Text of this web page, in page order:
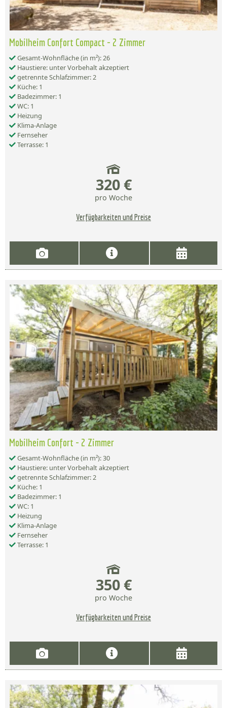
Mobilheim Confort Compact - 2 Zimmer
Gesamt-Wohnfläche (in m²): 26
Haustiere: unter Vorbehalt akzeptiert
getrennte Schlafzimmer: 2
Küche: 1
Badezimmer: 1
WC: 1
Heizung
Klima-Anlage
Fernseher
Terrasse: 1
320 €
pro Woche
Verfügbarkeiten und Preise
Mobilheim Confort - 2 Zimmer
Gesamt-Wohnfläche (in m²): 30
Haustiere: unter Vorbehalt akzeptiert
getrennte Schlafzimmer: 2
Küche: 1
Badezimmer: 1
WC: 1
Heizung
Klima-Anlage
Fernseher
Terrasse: 1
350 €
pro Woche
Verfügbarkeiten und Preise